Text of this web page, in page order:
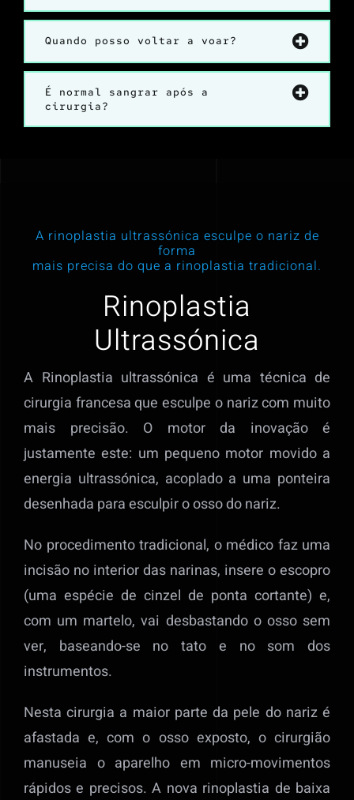
Quando posso voltar a voar?
É normal sangrar após a
cirurgia?
A rinoplastia ultrassónica esculpe o nariz de
forma
mais precisa do que a rinoplastia tradicional.
Rinoplastia
Ultrassónica
A Rinoplastia ultrassónica é uma técnica de
cirurgia francesa que esculpe o nariz com muito
mais precisão. O motor da inovação é
justamente este: um pequeno motor movido a
energia ultrassónica, acoplado a uma ponteira
desenhada para esculpir o osso do nariz.
No procedimento tradicional, o médico faz uma
incisão no interior das narinas, insere o escopro
(uma espécie de cinzel de ponta cortante) e,
com um martelo, vai desbastando o osso sem
ver, baseando-se no tato e no som dos
instrumentos.
Nesta cirurgia a maior parte da pele do nariz é
afastada e, com o osso exposto, o cirurgião
manuseia o aparelho em micro-movimentos
rápidos e precisos. A nova rinoplastia de baixa